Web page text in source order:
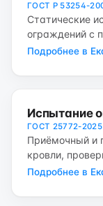
ГОСТ Р 53254-
Статические
ограждений с
Подробнее в
Испытание
ГОСТ 25772-
Приёмочный и
кровли,
Подробнее в